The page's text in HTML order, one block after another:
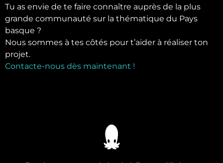
Tu as envie de te faire connaître auprès de la plus
grande communauté sur la thématique du Pays
basque ?
Nous sommes à tes côtés pour t’aider à réaliser ton
projet.
Contacte-nous dès maintenant !